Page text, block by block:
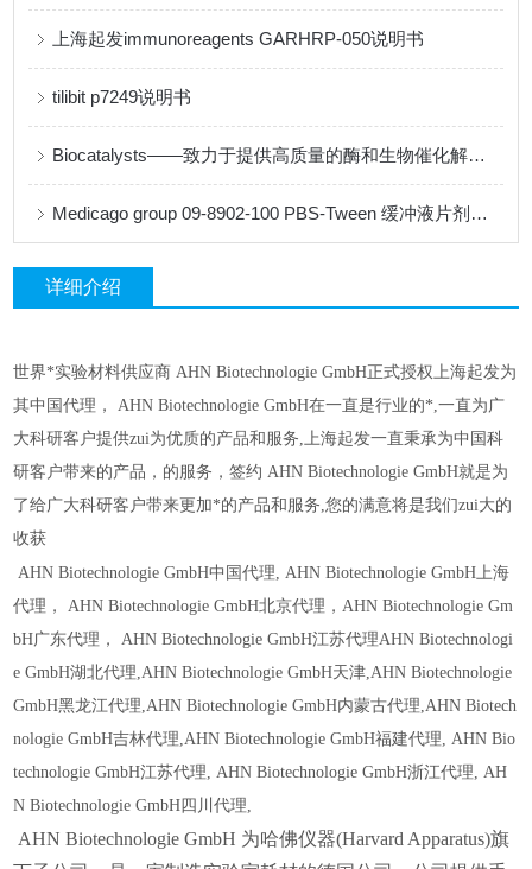
上海起发immunoreagents GARHRP-050说明书
tilibit p7249说明书
Biocatalysts——致力于提供高质量的酶和生物催化解决方案
Medicago group 09-8902-100 PBS-Tween 缓冲液片剂说明书
详细介绍
世界*实验材料供应商AHN Biotechnologie GmbH正式授权上海起发为
其中国代理，AHN Biotechnologie GmbH在一直是行业的*,一直为广
大科研客户提供zui为优质的产品和服务,上海起发一直秉承为中国科
研客户带来的产品，的服务，签约AHN Biotechnologie GmbH就是为
了给广大科研客户带来更加*的产品和服务,您的满意将是我们zui大的
收获
AHN Biotechnologie GmbH中国代理,AHN Biotechnologie GmbH上海
代理，AHN Biotechnologie GmbH北京代理，AHN Biotechnologie Gm
bH广东代理，AHN Biotechnologie GmbH江苏代理AHN Biotechnologi
e GmbH湖北代理,AHN Biotechnologie GmbH天津,AHN Biotechnologie
GmbH黑龙江代理,AHN Biotechnologie GmbH内蒙古代理,AHN Biotech
nologie GmbH吉林代理,AHN Biotechnologie GmbH福建代理,AHN Bio
technologie GmbH江苏代理,AHN Biotechnologie GmbH浙江代理,AH
N Biotechnologie GmbH四川代理,
AHN Biotechnologie GmbH 为哈佛仪器(Harvard Apparatus)旗